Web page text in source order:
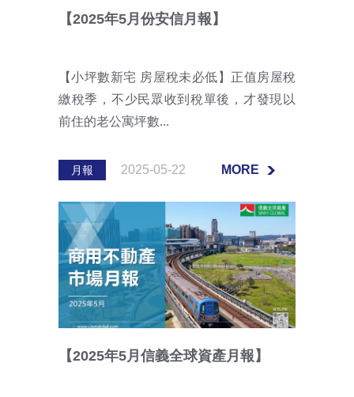
【2025年5月份安信月報】
【小坪數新宅 房屋稅未必低】正值房屋稅
繳稅季，不少民眾收到稅單後，才發現以
前住的老公寓坪數...
月報 2025-05-22 MORE
MORE
【2025年5月信義全球資產月報】